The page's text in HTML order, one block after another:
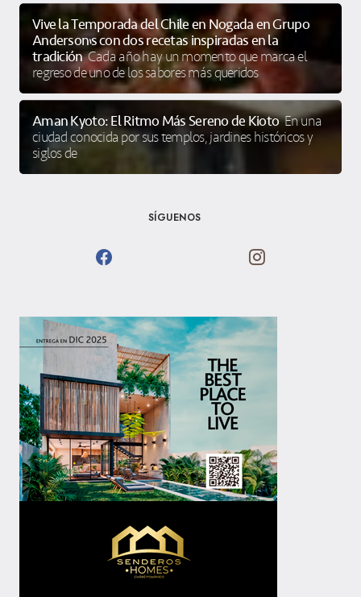
Vive la Temporada del Chile en Nogada en Grupo
Anderson’s con dos recetas inspiradas en la
tradición Cada año hay un momento que marca el
regreso de uno de los sabores más queridos
Aman Kyoto: El Ritmo Más Sereno de Kioto En una
ciudad conocida por sus templos, jardines históricos y
siglos de
SÍGUENOS